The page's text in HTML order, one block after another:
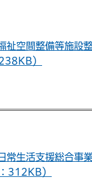
祉空間整備等施設
）
常生活支援総合事
312KB）